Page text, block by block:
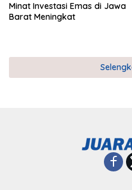
Minat Investasi Emas di Jawa
Barat Meningkat